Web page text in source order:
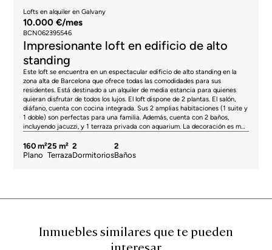
Lofts en alquiler en Galvany
10.000 €/mes
BCN062395546
Impresionante loft en edificio de alto
standing
Este loft se encuentra en un espectacular edificio de alto standing en la
zona alta de Barcelona que ofrece todas las comodidades para sus
residentes. Está destinado a un alquiler de media estancia para quienes
quieran disfrutar de todos los lujos. El loft dispone de 2 plantas. El salón,
diáfano, cuenta con cocina integrada. Sus 2 amplias habitaciones (1 suite y
1 doble) son perfectas para una familia. Además, cuenta con 2 baños,
incluyendo jacuzzi, y 1 terraza privada con aquarium. La decoración es muy
Jaime Beriestain. Respecto al confort, tiene aire acondicionado y
calefacción. El edificio, con servicio de conserjería, tiene todo lo necesario
parking cercano. * Sujeto a disponibilidad para estancias de 32 días a 11
aplicará el Impuesto de Transmisiones Patrimoniales (ITP), cuyos tipos
pueden oscilar actualmente entre el 10% y el 13%, en función del valor del
inmueble y de las circunstancias del adquirente, de acuerdo con la
160 m²
Plano
25 m²
Terraza
2
Dormitorios
2
Baños
Inmuebles similares que te pueden
interesar